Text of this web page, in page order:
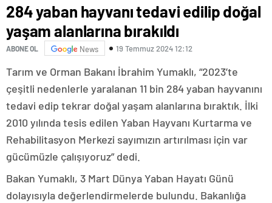
284 yaban hayvanı tedavi edilip doğal
yaşam alanlarına bırakıldı
ABONE OL News 19 Temmuz 2024 12:12
Tarım ve Orman Bakanı İbrahim Yumaklı, “2023’te
çeşitli nedenlerle yaralanan 11 bin 284 yaban hayvanını
tedavi edip tekrar doğal yaşam alanlarına bıraktık. İlki
2010 yılında tesis edilen Yaban Hayvanı Kurtarma ve
Rehabilitasyon Merkezi sayımızın artırılması için var
gücümüzle çalışıyoruz” dedi.
Bakan Yumaklı, 3 Mart Dünya Yaban Hayatı Günü
dolayısıyla değerlendirmelerde bulundu. Bakanlığa